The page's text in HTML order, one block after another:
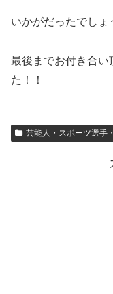
いかがだったでしょ
最後までお付き合い
た！！
芸能人・スポーツ選手